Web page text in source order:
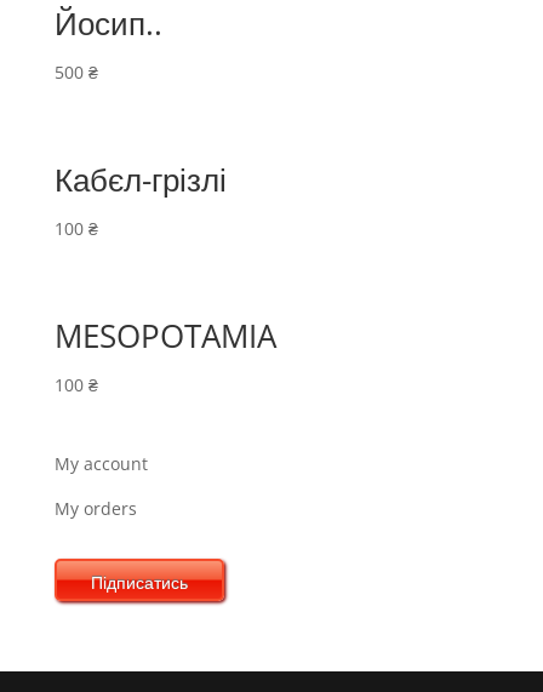
Йосип..
500 ₴
Кабєл-грізлі
100 ₴
MESOPOTAMIA
100 ₴
My account
My orders
Підписатись